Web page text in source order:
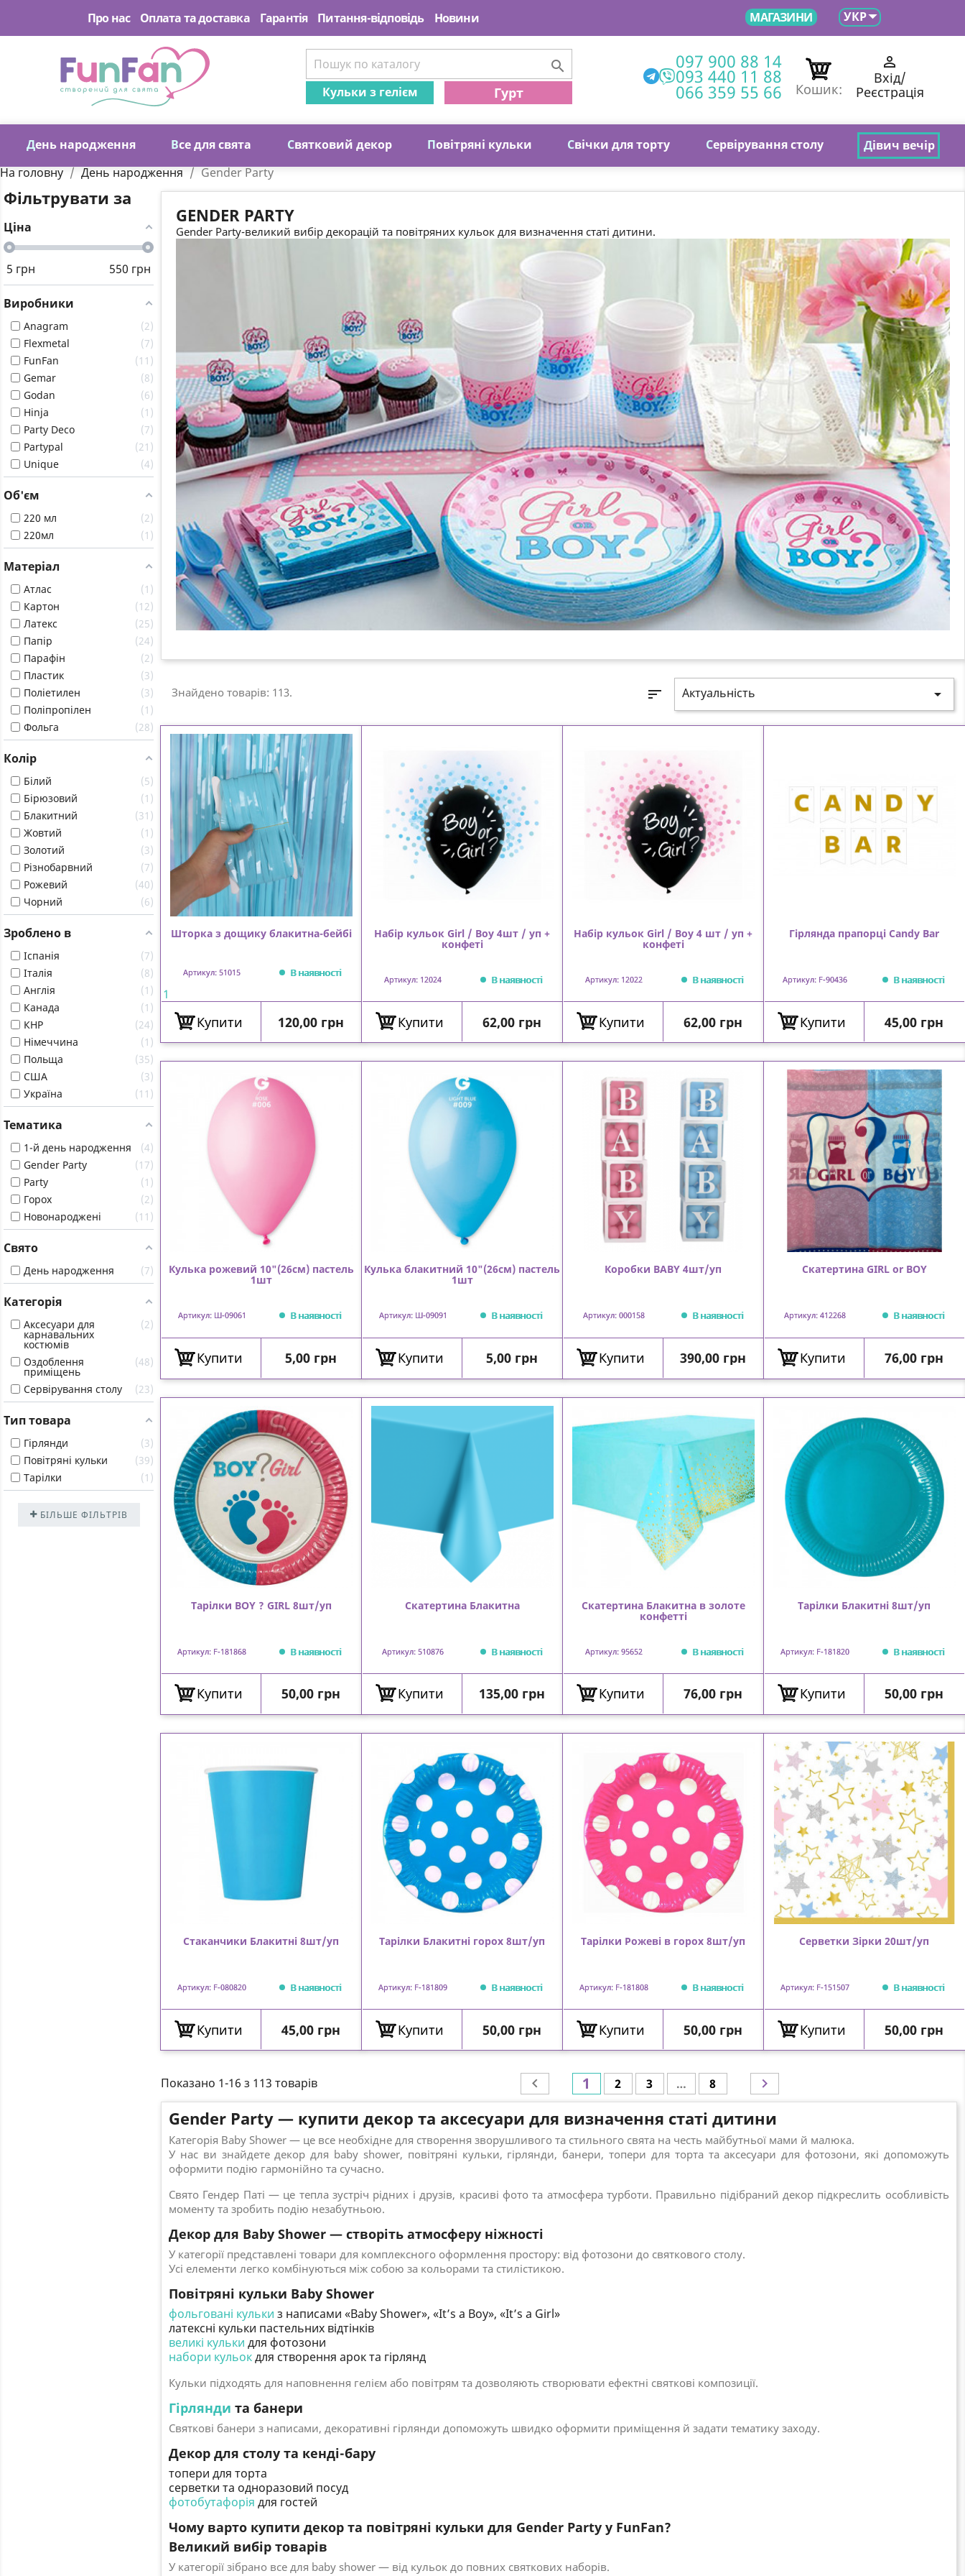
Про нас Оплата та доставка Гарантія Питання-відповідь Новини МАГАЗИНИ УКР
День народження Все для свята Святковий декор Повітряні кульки Свічки для торту Сервірування столу Дівич вечір

Кульки з гелієм Гурт
097 900 88 14
093 440 11 88
066 359 55 66 Кошик:

Вхід/
Реєстрація
На головну День народження Gender Party
Фільтрувати за
Ціна
5 грн 550 грн
Виробники
Anagram
2
Flexmetal
7
FunFan
11
Gemar
8
Godan
6
Hinja
1
Party Deco
7
Partypal
21
Unique
4
Об'єм
220 мл
2
220мл
1
Матеріал
Атлас
1
Картон
12
Латекс
25
Папір
24
Парафін
2
Пластик
3
Поліетилен
3
Поліпропілен
1
Фольга
28
Колір
Білий
5
Бірюзовий
1
Блакитний
31
Жовтий
1
Золотий
3
Різнобарвний
7
Рожевий
40
Чорний
6
Зроблено в
Іспанія
7
Італія
8
Англія
1
Канада
1
КНР
24
Німеччина
1
Польща
35
США
3
Україна
11
Тематика
1-й день народження
4
Gender Party
17
Party
1
Горох
2
Новонароджені
11
Свято
День народження 7
Категорія
Аксесуари для
карнавальних
костюмів
2
Оздоблення
приміщень
48
Сервірування столу
23
Тип товара
Гірлянди
3
Повітряні кульки
39
Тарілки
1
БІЛЬШЕ ФІЛЬТРІВ
GENDER PARTY
Gender Party-великий вибір декорацій та повітряних кульок для визначення статі дитини.
Знайдено товарів: 113. sort Актуальність 
Шторка з дощику блакитна-бейбі
Артикул: 51015 В наявності
1
Купити Ціна
120,00 грн
Набір кульок Girl / Boy 4шт / уп +
конфеті
Артикул: 12024 В наявності
Купити Ціна
62,00 грн
Набір кульок Girl / Boy 4 шт / уп +
конфеті
Артикул: 12022 В наявності
Купити Ціна
62,00 грн
Гірлянда прапорці Candy Bar
Артикул: F-90436 В наявності
Купити Ціна
45,00 грн
Кулька рожевий 10"(26см) пастель
1шт
Артикул: Ш-09061 В наявності
Купити Ціна
5,00 грн
Кулька блакитний 10"(26см) пастель
1шт
Артикул: Ш-09091 В наявності
Купити Ціна
5,00 грн
Коробки BABY 4шт/уп
Артикул: 000158 В наявності
Купити Ціна
390,00 грн
Скатертина GIRL or BOY
Артикул: 412268 В наявності
Купити Ціна
76,00 грн
Тарілки BOY ? GIRL 8шт/уп
Артикул: F-181868 В наявності
Купити Ціна
50,00 грн
Скатертина Блакитна
Артикул: 510876 В наявності
Купити Ціна
135,00 грн
Скатертина Блакитна в золоте
конфетті
Артикул: 95652 В наявності
Купити Ціна
76,00 грн
Тарілки Блакитні 8шт/уп
Артикул: F-181820 В наявності
Купити Ціна
50,00 грн
Стаканчики Блакитні 8шт/уп
Артикул: F-080820 В наявності
Купити Ціна
45,00 грн
Тарілки Блакитні горох 8шт/уп
Артикул: F-181809 В наявності
Купити Ціна
50,00 грн
Тарілки Рожеві в горох 8шт/уп
Артикул: F-181808 В наявності
Купити Ціна
50,00 грн
Серветки Зірки 20шт/уп
Артикул: F-151507 В наявності
Купити Ціна
50,00 грн
Показано 1-16 з 113 товарів  1 2 3 … 8 
Gender Party — купити декор та аксесуари для визначення статі дитини
Категорія Baby Shower — це все необхідне для створення зворушливого та стильного свята на честь майбутньої мами й малюка.
У нас ви знайдете декор для baby shower, повітряні кульки, гірлянди, банери, топери для торта та аксесуари для фотозони, які допоможуть
оформити подію гармонійно та сучасно.
Свято Гендер Паті — це тепла зустріч рідних і друзів, красиві фото та атмосфера турботи. Правильно підібраний декор підкреслить особливість
моменту та зробить подію незабутньою.
Декор для Baby Shower — створіть атмосферу ніжності
У категорії представлені товари для комплексного оформлення простору: від фотозони до святкового столу.
Усі елементи легко комбінуються між собою за кольорами та стилістикою.
Повітряні кульки Baby Shower
фольговані кульки з написами «Baby Shower», «It’s a Boy», «It’s a Girl»
латексні кульки пастельних відтінків
великі кульки для фотозони
набори кульокдля створення арок та гірлянд
Кульки підходять для наповнення гелієм або повітрям та дозволяють створювати ефектні святкові композиції.
Гірлянди та банери
Святкові банери з написами, декоративні гірлянди допоможуть швидко оформити приміщення й задати тематику заходу.
Декор для столу та кенді-бару
топери для торта
серветки та одноразовий посуд
фотобутафорія для гостей
Чому варто купити декор та повітряні кульки для Gender Party у FunFan?
Великий вибір товарів
У категорії зібрано все для baby shower — від кульок до повних святкових наборів.